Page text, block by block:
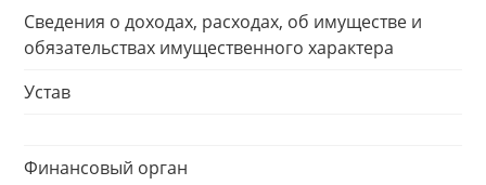
Сведения о доходах, расходах, об имуществе и
обязательствах имущественного характера
Устав
Финансовый орган